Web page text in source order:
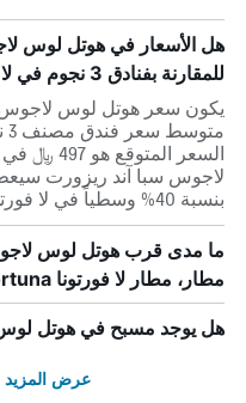
هل الأسعار في هوتل لوس
للمقارنة بفنادق 3 نجوم في لا فورتونا؟
يكون سعر هوتل لوس لاجوس
السعر
بنسبة 40% وسطياً في لا فورتونا.
ما مدى قرب هوتل لوس
مطار، مطار لا فورتونا Fortuna؟
هل يوجد مسبح في هوتل
عرض المزيد